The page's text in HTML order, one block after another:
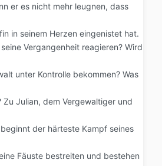
er es nicht mehr leugnen, dass
in seinem Herzen eingenistet hat.
Vergangenheit reagieren? Wird
unter Kontrolle bekommen? Was
Zu Julian, dem Vergewaltiger und
der härteste Kampf seines
Fäuste bestreiten und bestehen